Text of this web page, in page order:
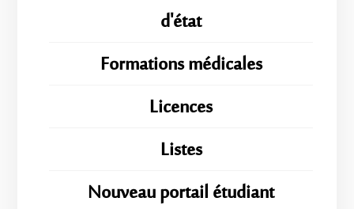
d'état
Formations médicales
Licences
Listes
Nouveau portail étudiant